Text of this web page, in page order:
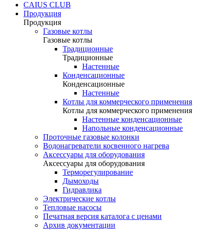
CAIUS CLUB
Продукция
Продукция
Газовые котлы
Газовые котлы
Традиционные
Традиционные
Настенные
Конденсационные
Конденсационные
Настенные
Котлы для коммерческого применения
Котлы для коммерческого применения
Настенные конденсационные
Напольные конденсационные
Проточные газовые колонки
Водонагреватели косвенного нагрева
Аксессуары для оборудования
Аксессуары для оборудования
Терморегулирование
Дымоходы
Гидравлика
Электрические котлы
Тепловые насосы
Печатная версия каталога с ценами
Архив документации